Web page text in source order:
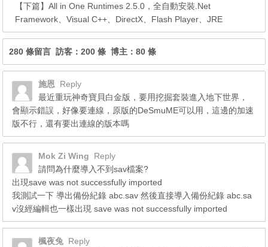
【下篇】All in One Runtimes 2.5.0，全自動安裝.Net
Framework、Visual C++、DirectX、Flash Player、JRE
280 條留言 訪客：200 條 博主：80 條
施恩 Reply
最近重玩神奇寶貝白金版，要用挖掘套裝進入地下世界，
會顯示錯誤，好像要連線，原版的DeSmuME可以用，這邊的加速
版不行，還有要出連線的版本嗎
Mok Zi Wing
Reply
請問為什麼導入不到sav檔案?
出現save was not successfully imported
我測試一下 導出備份紀錄 abc.sav 然後直接導入備份紀錄 abc.sa
v沒經編輯也一樣出現 save was not successfully imported
楓夜兔 Reply